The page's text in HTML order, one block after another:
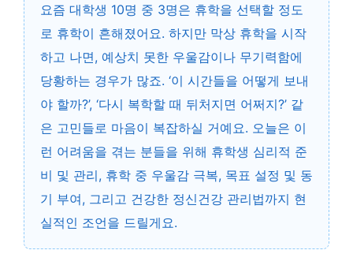
요즘 대학생 10명 중 3명은 휴학을 선택할 정도
로 휴학이 흔해졌어요. 하지만 막상 휴학을 시작
하고 나면, 예상치 못한 우울감이나 무기력함에
당황하는 경우가 많죠. ‘이 시간들을 어떻게 보내
야 할까?’, ‘다시 복학할 때 뒤처지면 어쩌지?’ 같
은 고민들로 마음이 복잡하실 거예요. 오늘은 이
런 어려움을 겪는 분들을 위해 휴학생 심리적 준
비 및 관리, 휴학 중 우울감 극복, 목표 설정 및 동
기 부여, 그리고 건강한 정신건강 관리법까지 현
실적인 조언을 드릴게요.